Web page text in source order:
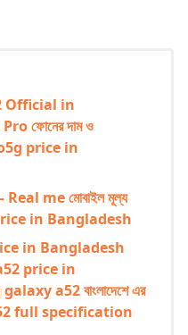
Official in
ফোনের দাম ও
price in
– Real me মোবাইল মূল্য
in Bangladesh
in Bangladesh
price in
a52 বাংলাদেশে এর
full specification